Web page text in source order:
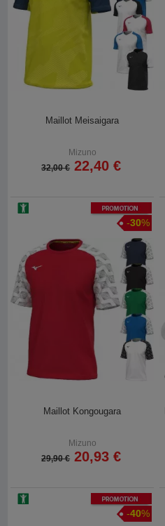
Maillot Meisaigara
Mizuno
32,00 € 22,40 €
Promotion
-30%
Maillot Kongougara
Mizuno
29,90 € 20,93 €
Promotion
-40%